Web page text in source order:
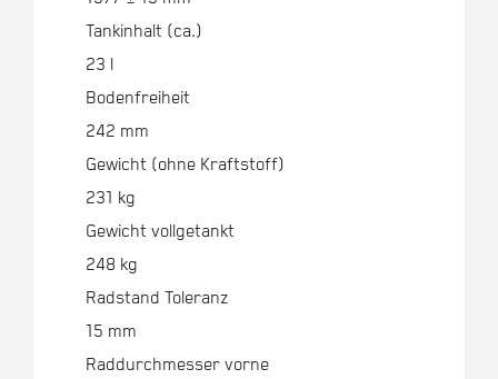
Tankinhalt (ca.)
23 l
Bodenfreiheit
242 mm
Gewicht (ohne Kraftstoff)
231 kg
Gewicht vollgetankt
248 kg
Radstand Toleranz
15 mm
Raddurchmesser vorne